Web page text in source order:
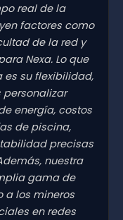
real de la
factores como
de la red y
Nexa. Lo que
su flexibilidad,
energía, costos
de piscina,
precisas
nuestra
gama de
a los mineros
en redes